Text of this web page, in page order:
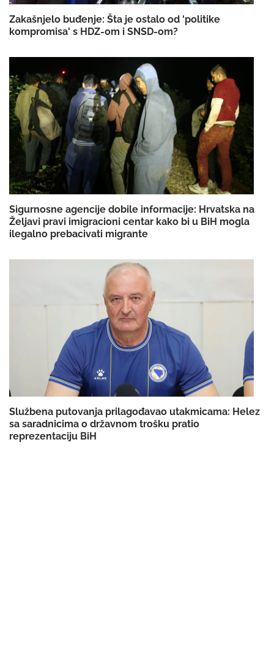
Zakašnjelo buđenje: Šta je ostalo od 'politike
kompromisa' s HDZ-om i SNSD-om?
Sigurnosne agencije dobile informacije: Hrvatska na
Željavi pravi imigracioni centar kako bi u BiH mogla
ilegalno prebacivati migrante
Službena putovanja prilagođavao utakmicama: Helez
sa saradnicima o državnom trošku pratio
reprezentaciju BiH